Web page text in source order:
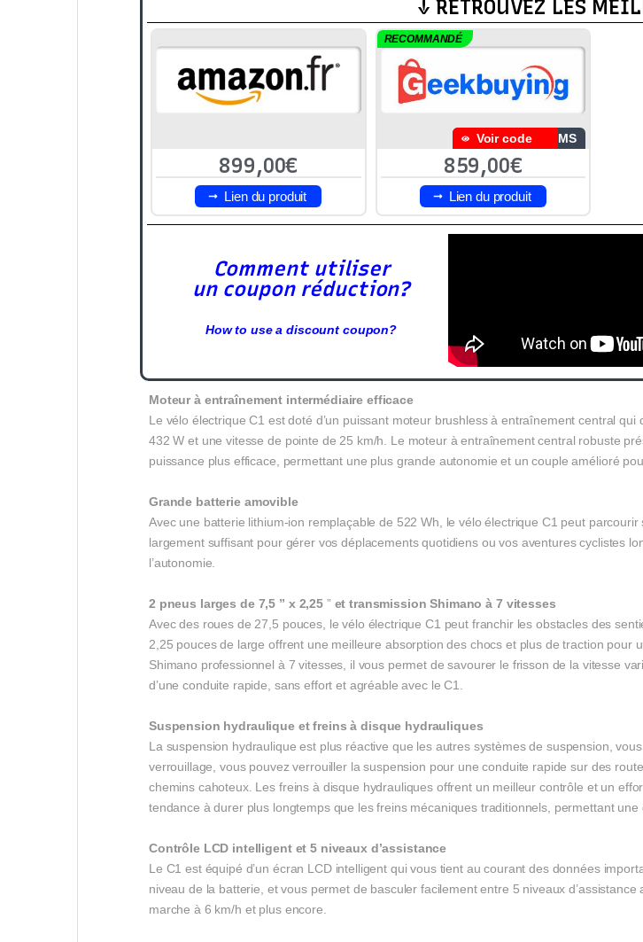
↓ RETROUVEZ LES
899,00€
Lien du produit
RECOMMANDÉ
Voir code NMS
859,00€
Lien du produit
Comment utiliser
un coupon réduction?
How to use a discount coupon?
Moteur à entraînement intermédiaire efficace
Le vélo électrique C1 est doté d’un puissant moteur brushless à entraînement central
432 W et une vitesse de pointe de 25 km/h. Le moteur à entraînement central robuste
puissance plus efficace, permettant une plus grande autonomie et un couple amélioré
Grande batterie amovible
Avec une batterie lithium-ion remplaçable de 522 Wh, le vélo électrique C1 peut
largement suffisant pour gérer vos déplacements quotidiens ou vos aventures cyclistes
l’autonomie.
2 pneus larges de 7,5 ” x 2,25” et transmission Shimano à 7 vitesses
Avec des roues de 27,5 pouces, le vélo électrique C1 peut franchir les obstacles des
2,25 pouces de large offrent une meilleure absorption des chocs et plus de traction pour
Shimano professionnel à 7 vitesses, il vous permet de savourer le frisson de la vitesse
d’une conduite rapide, sans effort et agréable avec le C1.
Suspension hydraulique et freins à disque hydrauliques
La suspension hydraulique est plus réactive que les autres systèmes de suspension,
verrouillage, vous pouvez verrouiller la suspension pour une conduite rapide sur des
chemins cahoteux. Les freins à disque hydrauliques offrent un meilleur contrôle et un
tendance à durer plus longtemps que les freins mécaniques traditionnels, permettant
Contrôle LCD intelligent et 5 niveaux d’assistance
Le C1 est équipé d’un écran LCD intelligent qui vous tient au courant des données
niveau de la batterie, et vous permet de basculer facilement entre 5 niveaux
marche à 6 km/h et plus encore.